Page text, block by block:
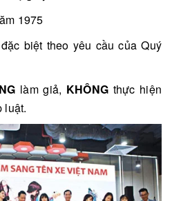
1975
biệt theo yêu cầu của Quý
làm giả, KHÔNG thực hiện
luật.